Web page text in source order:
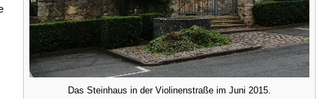
Das Steinhaus in der Violinenstraße im Juni 2015.